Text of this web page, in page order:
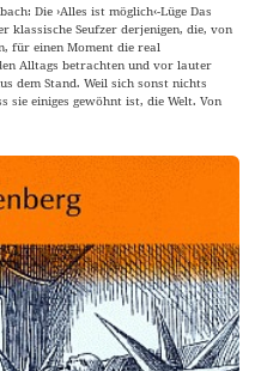
Die ›Alles ist möglich‹-Lüge Das
klassische Seufzer derjenigen, die, von
für einen Moment die real
Alltags betrachten und vor lauter
dem Stand. Weil sich sonst nichts
sie einiges gewöhnt ist, die Welt. Von